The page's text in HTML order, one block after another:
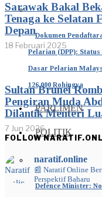
Dokumen
Pelarian (DPP): Status
Dasar Pelarian
126,000 Rohingya
PARLIMEN
POLITIK
Defence Minister: No
Sarawak Bakal
Tenaga ke Selatan
Depan
18 Februari 2025
Sultan Brunei
Pengiran Muda
Dilantik Menteri
7 Jun 2026
FOLLOW
naratif.online
📰 Naratif Online
Perspektif Baharu